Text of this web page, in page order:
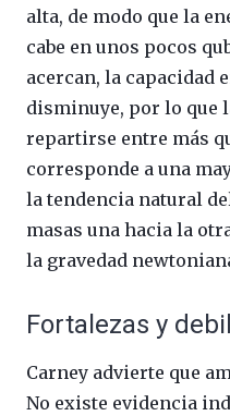
alta, de modo que la
cabe en unos pocos
acercan, la capacidad
disminuye, por lo que
repartirse entre más
corresponde a una
la tendencia natural
masas una hacia la
la gravedad
Fortalezas y
Carney advierte que
No existe evidencia